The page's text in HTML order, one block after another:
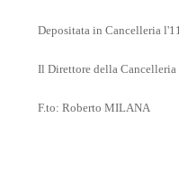
Depositata in Cancelleria
Il Direttore della Cancelleria
F.to: Roberto MILANA